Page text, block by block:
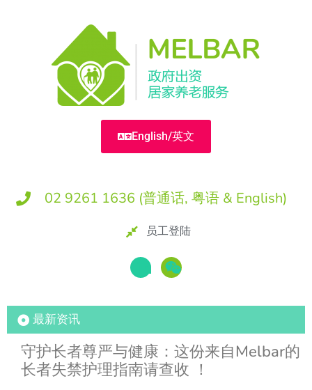
English/英文
02 9261 1636 (普通话, 粤语 & English)
员工登陆
最新资讯
守护长者尊严与健康：这份来自Melbar的
长者失禁护理指南请查收 ！
澳洲养老津贴的必知关键点！您的账户资
金可能被收回？Melbar教您如何“花在刀
刃上”！
失禁护理指南第二期：日常照护中还有这
些不可忽视的关键细节！您做对了吗？
守护长者尊严与健康：这份来自Melbar的
长者失禁护理指南请查收 ！
澳洲养老津贴的必知关键点！您的账户资
金可能被收回？Melbar教您如何“花在刀
刃上”！